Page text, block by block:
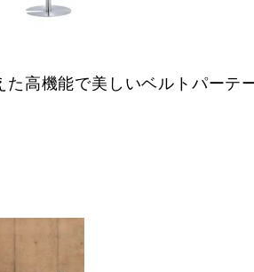
高機能で美しいベルトパーテ